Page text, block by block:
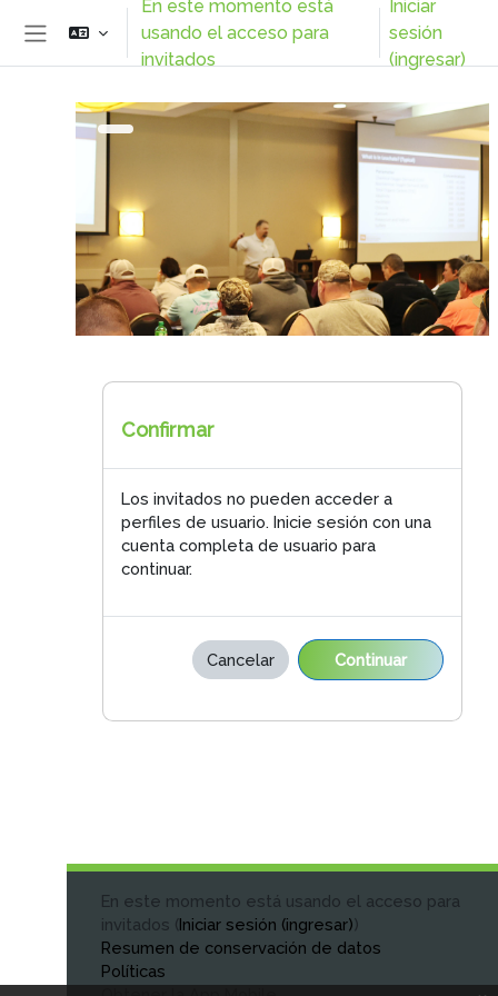
Saltar al contenido principal
Pánel lateral
En este momento está
usando el acceso para
invitados
Iniciar
sesión
(ingresar)
Confirmar
Los invitados no pueden acceder a
perfiles de usuario. Inicie sesión con una
cuenta completa de usuario para
continuar.
Cancelar Continuar
En este momento está usando el acceso para
invitados (Iniciar sesión (ingresar))
Resumen de conservación de datos
Políticas